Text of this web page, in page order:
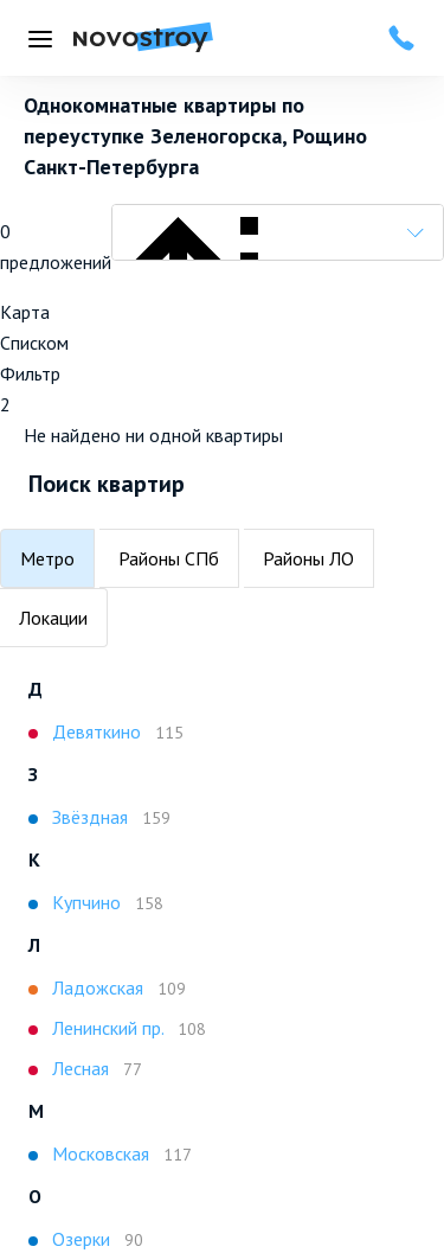
Меню
Однокомнатные квартиры по
переуступке Зеленогорска, Рощино
Санкт-Петербурга
0
предложений
Карта
Списком
Фильтр
2
Не найдено ни одной квартиры
Поиск квартир
Метро Районы СПб Районы ЛО
Локации
Д
Девяткино
115
З
Звёздная
159
К
Купчино
158
Л
Ладожская
109
Ленинский пр. 108
Лесная 77
М
Московская
117
О
Озерки
90